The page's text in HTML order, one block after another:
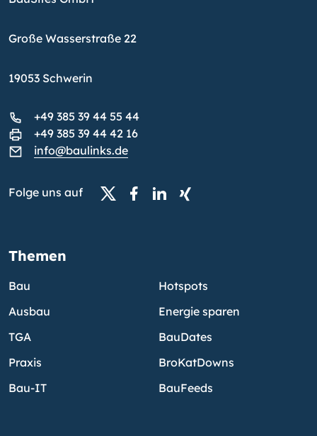
Große Wasserstraße 22
19053 Schwerin
+49 385 39 44 55 44
+49 385 39 44 42 16
info@baulinks.de
Folge uns auf
Themen
Bau
Ausbau
TGA
Praxis
Bau-IT
Hotspots
Energie sparen
BauDates
BroKatDowns
BauFeeds